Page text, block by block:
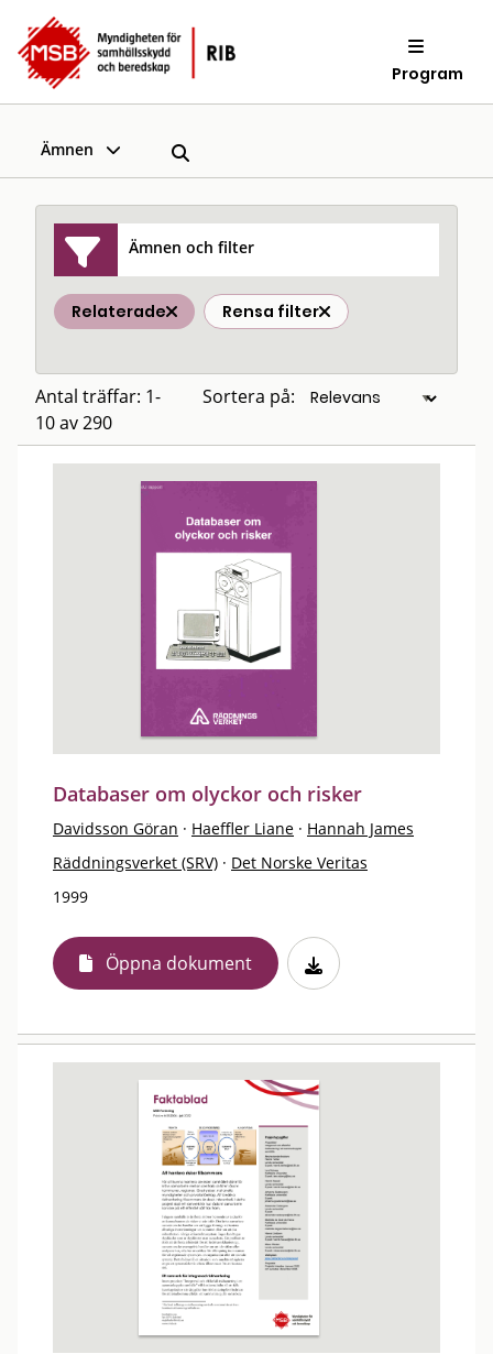
Program
Ämnen
Ämnen och filter
Relaterade Rensa filter
Antal träffar: 1-
10 av 290
Sortera på:
Databaser om olyckor och risker
Davidsson Göran · Haeffler Liane · Hannah James
Räddningsverket (SRV) · Det Norske Veritas
1999
Öppna dokument